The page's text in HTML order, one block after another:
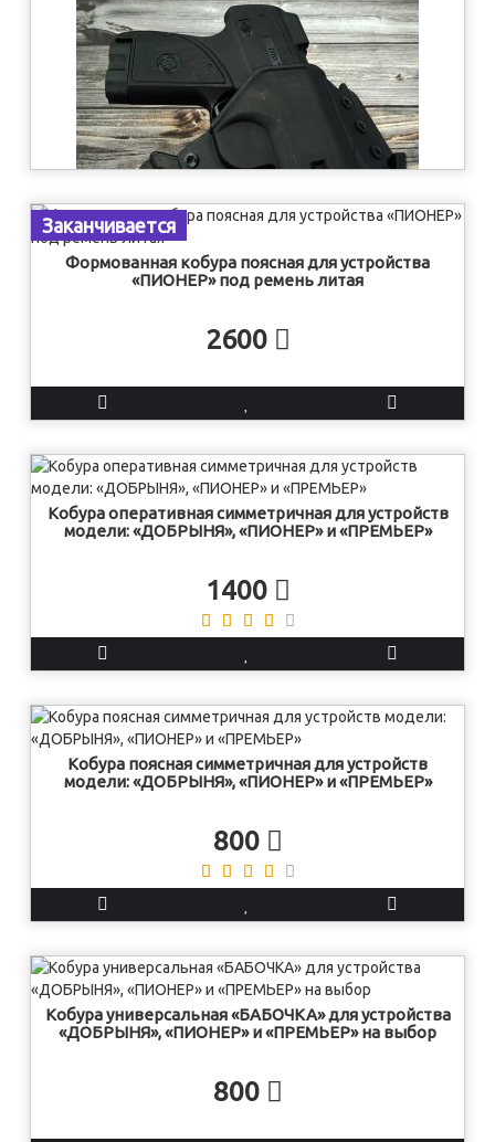
2600
Заканчивается
Формованная кобура поясная для устройства
«ПИОНЕР» под ремень литая
2600
Кобура оперативная симметричная для устройств
модели: «ДОБРЫНЯ», «ПИОНЕР» и «ПРЕМЬЕР»
1400
Кобура поясная симметричная для устройств
модели: «ДОБРЫНЯ», «ПИОНЕР» и «ПРЕМЬЕР»
800
Кобура универсальная «БАБОЧКА» для устройства
«ДОБРЫНЯ», «ПИОНЕР» и «ПРЕМЬЕР» на выбор
800